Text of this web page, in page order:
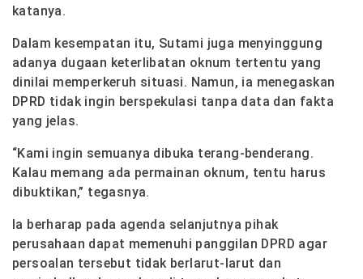
katanya.
Dalam kesempatan itu, Sutami juga menyinggung
adanya dugaan keterlibatan oknum tertentu yang
dinilai memperkeruh situasi. Namun, ia menegaskan
DPRD tidak ingin berspekulasi tanpa data dan fakta
yang jelas.
“Kami ingin semuanya dibuka terang-benderang.
Kalau memang ada permainan oknum, tentu harus
dibuktikan,” tegasnya.
Ia berharap pada agenda selanjutnya pihak
perusahaan dapat memenuhi panggilan DPRD agar
persoalan tersebut tidak berlarut-larut dan